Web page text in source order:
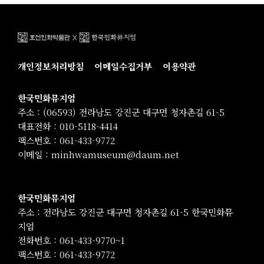
한
국
뮤
개인정보처리방침 이메일수집거부 이용약관
한국민화뮤지엄
주소 : (06593) 전라남도 강진군 대구면 청자촌길 61-5
대표전화 : 010-5118-4414
팩스번호 : 061-433-9772
이메일 : minhwamuseum@daum.net
한국민화뮤지엄
주소 : 전라남도 강진군 대구면 청자촌길 61-5 한국민화뮤
지엄
전화번호 : 061-433-9770~1
팩스번호 : 061-433-9772